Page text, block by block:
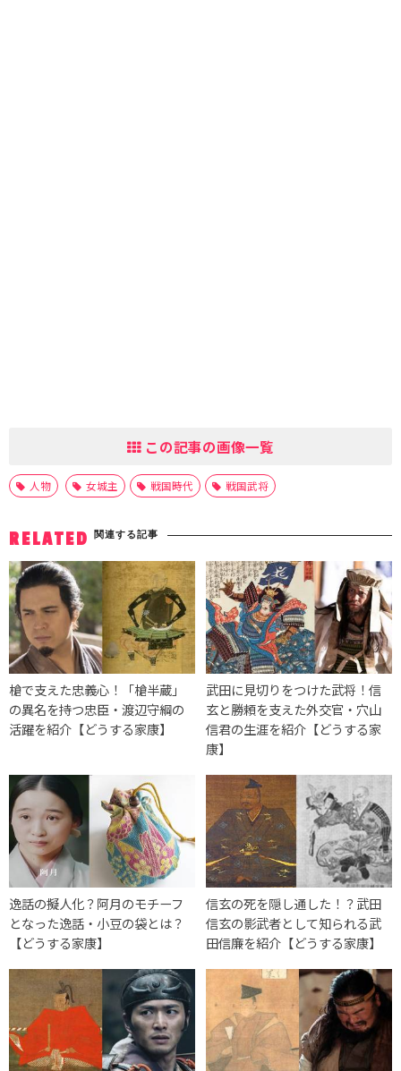
この記事の画像一覧
人物 女城主 戦国時代 戦国武将
RELATED 関連する記事
槍で支えた忠義心！「槍半蔵」
の異名を持つ忠臣・渡辺守綱の
活躍を紹介【どうする家康】
武田に見切りをつけた武将！信
玄と勝頼を支えた外交官・穴山
信君の生涯を紹介【どうする家
康】
逸話の擬人化？阿月のモチーフ
となった逸話・小豆の袋とは？
【どうする家康】
信玄の死を隠し通した！？武田
信玄の影武者として知られる武
田信廉を紹介【どうする家康】